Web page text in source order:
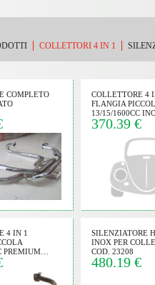
COLLETTORI 4 IN 1
COMPLETO
COLLETTORE 4
FLANGIA
13/15/1600CC
370.39 €
4 IN 1
PREMIUM…
SILENZIATORE
INOX PER
COD. 23208
480.19 €